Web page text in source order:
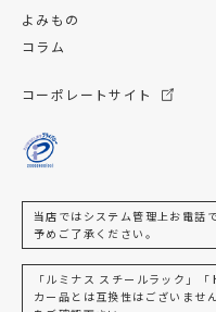
よみもの
コラム
コーポレートサイト
当店ではシステム管理上お電話
予めご了承ください。
「ルミナス スチールラック」
カー品とは互換性はございませ